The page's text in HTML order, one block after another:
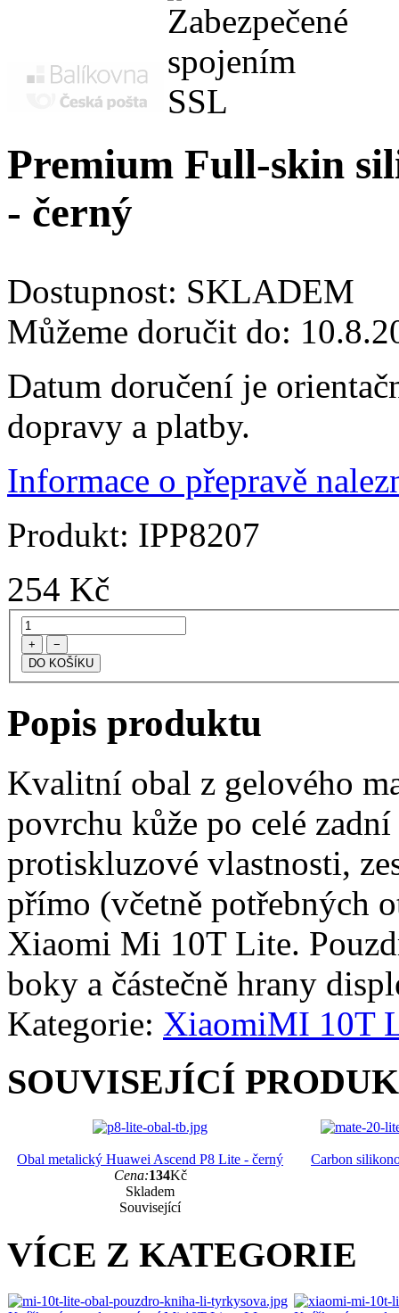
Premium Full-skin
- černý
Dostupnost: SKLADEM
Můžeme doručit do:
Datum doručení je
dopravy a platby.
Informace o přepravě
Produkt: IPP8207
254 Kč
+ −
Popis produktu
Kvalitní obal z gelového
povrchu kůže po celé
protiskluzové vlastnosti,
přímo (včetně potřebných
Xiaomi Mi 10T Lite.
boky a částečně hrany
Kategorie: XiaomiMI 10T
SOUVISEJÍCÍ
Obal metalický Huawei Ascend P8 Lite - černý
Cena:134Kč
Skladem
Související
Carbon
VÍCE Z KATEGORIE